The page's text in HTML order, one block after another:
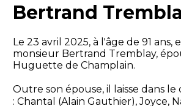
Bertrand
Le 23 avril 2025, à l'âge de 91 ans,
monsieur Bertrand Tremblay,
Huguette de Champlain.
Outre son épouse, il laisse dans le
: Chantal (Alain Gauthier), Joyce,